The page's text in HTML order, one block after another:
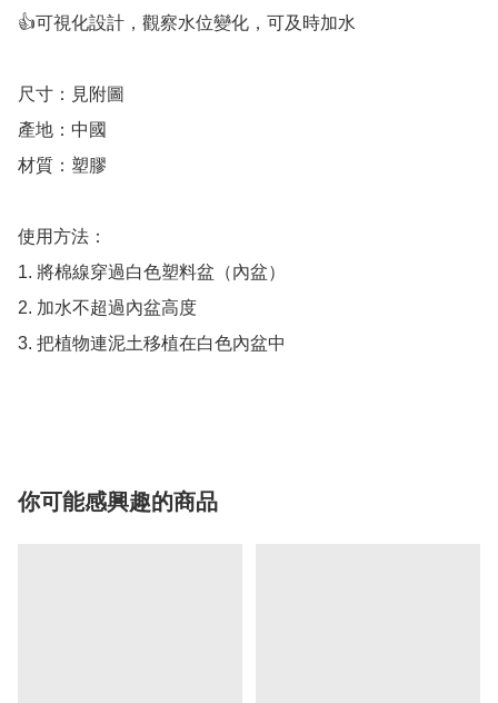
👍可視化設計，觀察水位變化，可及時加水
尺寸：見附圖
產地：中國
材質：塑膠
使用方法：
1. 將棉線穿過白色塑料盆（內盆）
2. 加水不超過內盆高度
3. 把植物連泥土移植在白色內盆中
你可能感興趣的商品